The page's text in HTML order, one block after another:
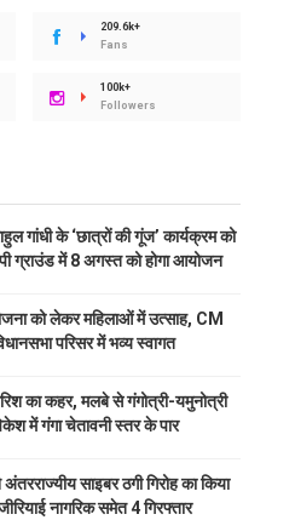
209.6k+
Fans
100k+
Followers
गांधी के ‘छात्रों की गूंज’ कार्यक्रम को
ग्राउंड में 8 अगस्त को होगा आयोजन
को लेकर महिलाओं में उत्साह, CM
परिसर में भव्य स्वागत
का कहर, मलबे से गंगोत्री-यमुनोत्री
में गंगा चेतावनी स्तर के पार
साइबर ठगी गिरोह का किया
नागरिक समेत 4 गिरफ्तार